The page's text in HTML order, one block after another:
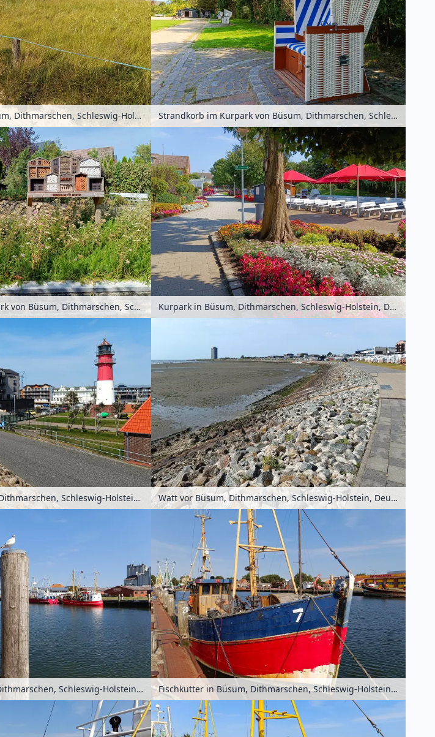
Familienlagune in Büsum, Dithmarschen, Schleswig-Holstein, Deutschland Strandkorb im Kurpark von Büsum, Dithmarschen, Schleswig-Holstein, Deutschland
Insektenhotel im Kurpark von Büsum, Dithmarschen, Schleswig-Holstein, Deutschland Kurpark in Büsum, Dithmarschen, Schleswig-Holstein, Deutschland
Leuchtturm in Büsum, Dithmarschen, Schleswig-Holstein, Deutschland Watt vor Büsum, Dithmarschen, Schleswig-Holstein, Deutschland
Fischkutter in Büsum, Dithmarschen, Schleswig-Holstein, Deutschland Fischkutter in Büsum, Dithmarschen, Schleswig-Holstein, Deutschland